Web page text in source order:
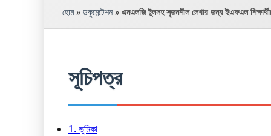
হোম» ডকুমেন্টেশন» এনএলজি টুলসহ সৃজনশীল লেখার জন্য ইএফএল
সূচিপত্র
1. ভূমিকা